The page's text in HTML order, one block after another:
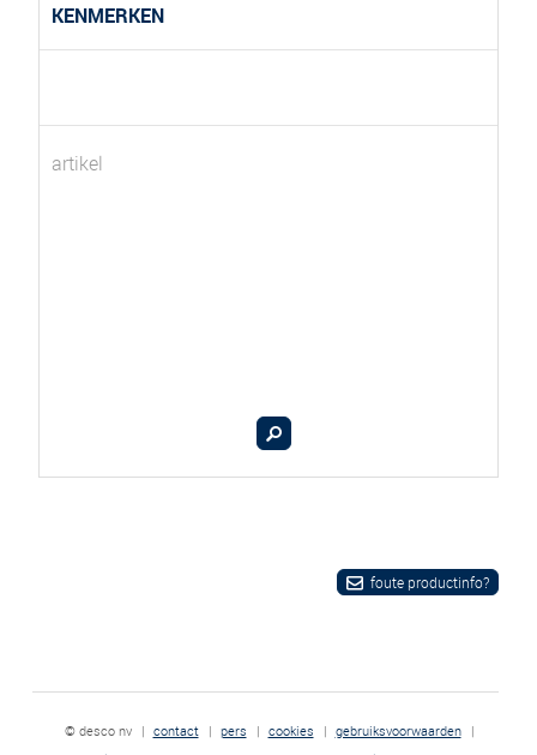
KENMERKEN
artikel
foute productinfo?
© desco nv | contact | pers | cookies | gebruiksvoorwaarden
|